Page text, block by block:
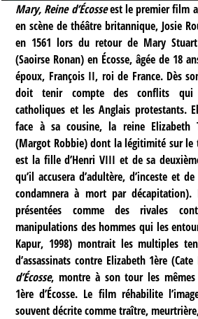
Mary, Reine d’Écosseest le premier film
en scène de théâtre britannique, Josie
en 1561 lors du retour de Mary
(Saoirse Ronan) en Écosse, âgée de 18
époux, François II, roi de France. Dès
doit tenir compte des conflits qui
catholiques et les Anglais protestants.
face à sa cousine, la reine Elizabeth
(Margot Robbie) dont la légitimité sur le
est la fille d’Henri VIII et de sa
qu’il accusera d’adultère, d’inceste et
condamnera à mort par décapitation).
présentées comme des rivales
manipulations des hommes qui les
Kapur, 1998) montrait les multiples
d’assassinats contre Elizabeth 1ère
d’Écosse, montre à son tour les
1ère d’Écosse. Le film réhabilite
souvent décrite comme traître,